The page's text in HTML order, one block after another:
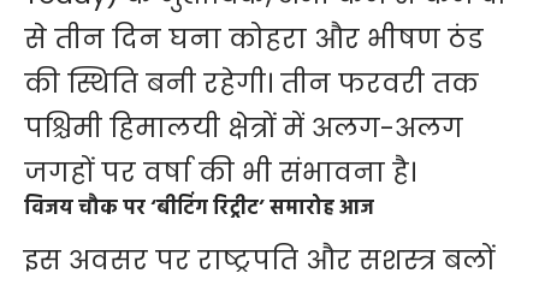
से तीन दिन घना कोहरा और भीषण ठंड
की स्थिति बनी रहेगी। तीन फरवरी तक
पश्चिमी हिमालयी क्षेत्रों में अलग-अलग
जगहों पर वर्षा की भी संभावना है।
विजय चौक पर ‘बीटिंग रिट्रीट’ समारोह आज
इस अवसर पर राष्ट्रपति और सशस्त्र बलों